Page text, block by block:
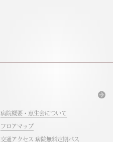
病院概要・恵生会について
フロアマップ
交通アクセス 病院無料定期バス